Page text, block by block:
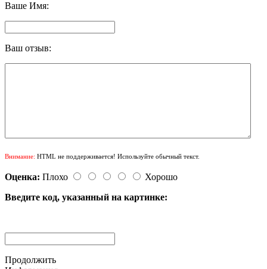
Ваше Имя:
Ваш отзыв:
Внимание: HTML не поддерживается! Используйте обычный текст.
Оценка: Плохо
Хорошо
Введите код, указанный на картинке:
Продолжить